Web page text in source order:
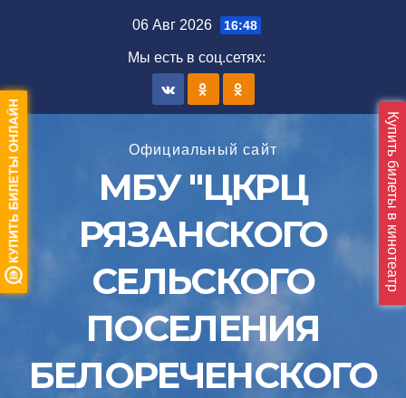
06 Авг 2026 16:48
Мы есть в соц.сетяx:
Официальный сайт
МБУ "ЦКРЦ
РЯЗАНСКОГО
СЕЛЬСКОГО
ПОСЕЛЕНИЯ
БЕЛОРЕЧЕНСКОГО
Купить билеты в кинотеатр